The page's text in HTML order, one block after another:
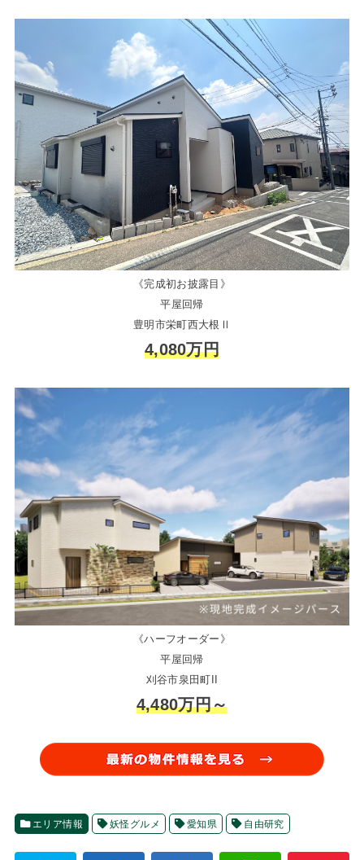
《完成初お披露目》
平屋回帰
豊明市栄町西大根Ⅱ
4,080万円
《ハーフオーダー》
平屋回帰
刈谷市泉田町II
4,480万円～
エリア情報 妖怪グルメ 愛知県 自由研究